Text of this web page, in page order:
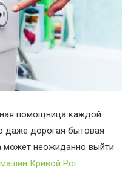
помощница каждой
даже дорогая бытовая
может неожиданно выйти
Кривой Рог